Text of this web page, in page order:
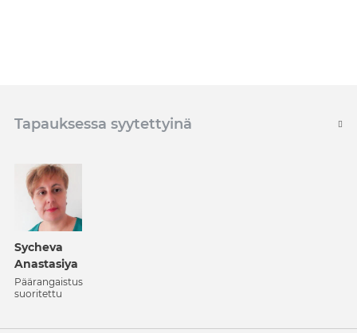
Tapauksessa syytettyinä
Sycheva
Anastasiya
Päärangaistus
suoritettu